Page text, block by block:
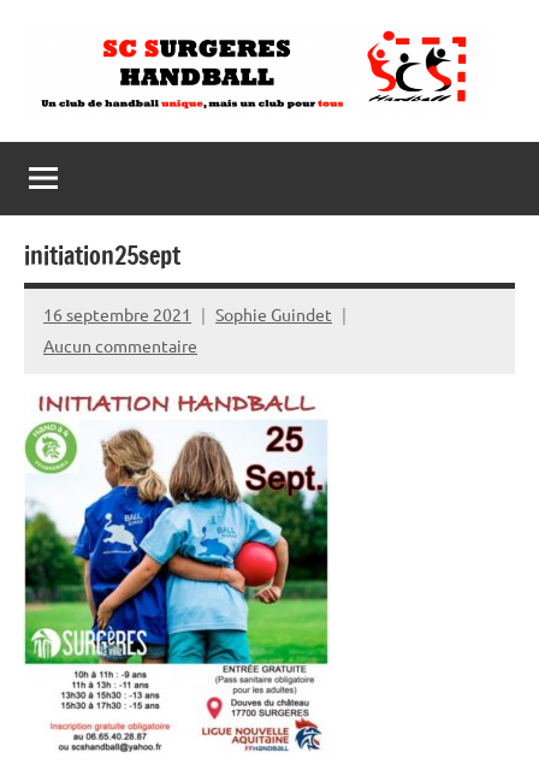
initiation25sept
16 septembre 2021
Sophie Guindet
Aucun commentaire